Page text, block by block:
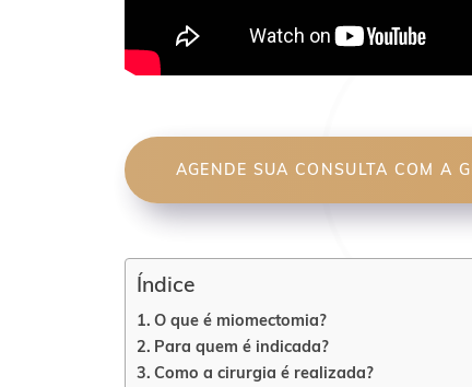
AGENDE SUA CONSULTA COM A
Índice
O que é miomectomia?
Para quem é indicada?
Como a cirurgia é realizada?